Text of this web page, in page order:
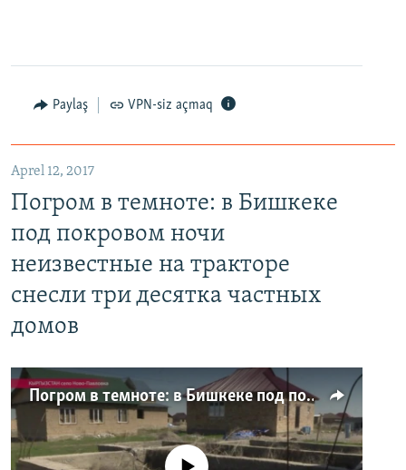
Paylaş VPN-siz açmaq
Aprel 12, 2017
Погром в темноте: в Бишкеке
под покровом ночи
неизвестные на тракторе
снесли три десятка частных
домов
Погром в темноте: в Бишкеке под покровом ночи неизвестные на тракторе снесли три десятка частных домов